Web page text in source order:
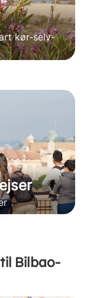
kør-selv-
Bilbao-